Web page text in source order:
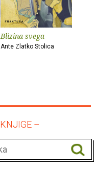
Blizina svega
Ante Zlatko Stolica
–